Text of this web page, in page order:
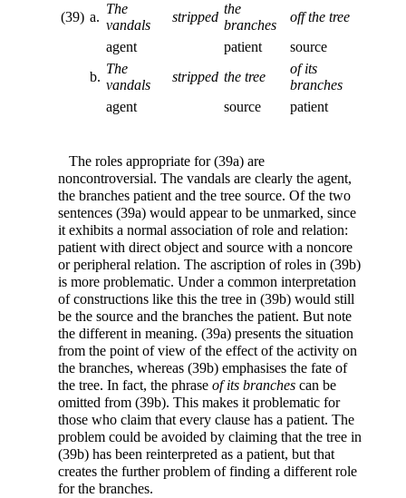
(39) a.
The
vandals
stripped
the
branches
off the tree
agent
patient
source
b.
The
vandals
stripped the tree
of its
branches
agent
source patient
The roles appropriate for (39a) are
noncontroversial. The vandals are clearly the agent,
the branches patient and the tree source. Of the two
sentences (39a) would appear to be unmarked, since
it exhibits a normal association of role and relation:
patient with direct object and source with a noncore
or peripheral relation. The ascription of roles in (39b)
is more problematic. Under a common interpretation
of constructions like this the tree in (39b) would still
be the source and the branches the patient. But note
the different in meaning. (39a) presents the situation
from the point of view of the effect of the activity on
the branches, whereas (39b) emphasises the fate of
the tree. In fact, the phrase of its branches can be
omitted from (39b). This makes it problematic for
those who claim that every clause has a patient. The
problem could be avoided by claiming that the tree in
(39b) has been reinterpreted as a patient, but that
creates the further problem of finding a different role
for the branches.